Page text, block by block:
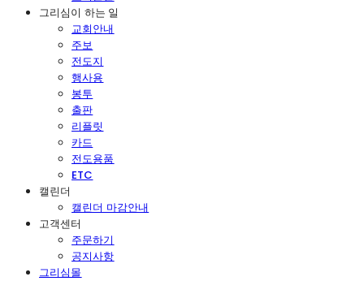
그리심이 하는 일
교회안내
주보
전도지
행사용
봉투
출판
리플릿
카드
전도용품
ETC
캘린더
캘린더 마감안내
고객센터
주문하기
공지사항
그리심몰